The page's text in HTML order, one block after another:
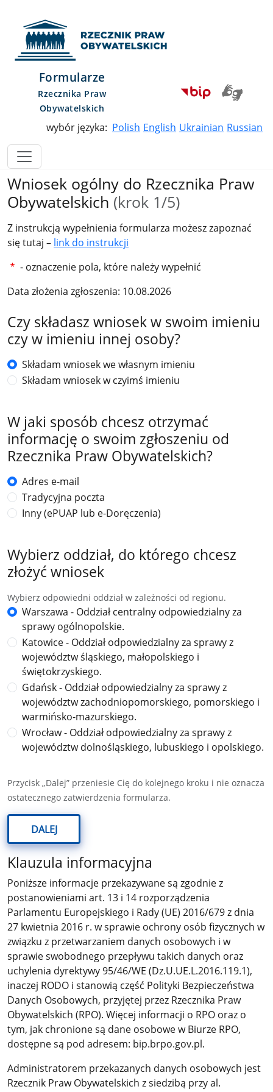
Rzecznik Praw Obywatelskich
Formularze
Rzecznika Praw
Obywatelskich
wybór języka: Polish English Ukrainian Russian
Wniosek ogólny do Rzecznika Praw
Obywatelskich (krok 1/5)
Z instrukcją wypełnienia formularza możesz zapoznać
się tutaj – link do instrukcji
- oznaczenie pola, które należy wypełnić
Data złożenia zgłoszenia: 10.08.2026
Czy składasz wniosek w swoim imieniu
czy w imieniu innej osoby?
Składam wniosek we własnym imieniu
Składam wniosek w czyimś imieniu
W jaki sposób chcesz otrzymać
informację o swoim zgłoszeniu od
Rzecznika Praw Obywatelskich?
Adres e-mail
Tradycyjna poczta
Inny (ePUAP lub e-Doręczenia)
Wybierz oddział, do którego chcesz
złożyć wniosek
Wybierz odpowiedni oddział w zależności od regionu.
Warszawa - Oddział centralny odpowiedzialny za
sprawy ogólnopolskie.
Katowice - Oddział odpowiedzialny za sprawy z
województw śląskiego, małopolskiego i
świętokrzyskiego.
Gdańsk - Oddział odpowiedzialny za sprawy z
województw zachodniopomorskiego, pomorskiego i
warmińsko-mazurskiego.
Wrocław - Oddział odpowiedzialny za sprawy z
województw dolnośląskiego, lubuskiego i opolskiego.
Przycisk „Dalej” przeniesie Cię do kolejnego kroku i nie oznacza
ostatecznego zatwierdzenia formularza.
DALEJ
Klauzula informacyjna
Poniższe informacje przekazywane są zgodnie z
postanowieniami art. 13 i 14 rozporządzenia
Parlamentu Europejskiego i Rady (UE) 2016/679 z dnia
27 kwietnia 2016 r. w sprawie ochrony osób fizycznych w
związku z przetwarzaniem danych osobowych i w
sprawie swobodnego przepływu takich danych oraz
uchylenia dyrektywy 95/46/WE (Dz.U.UE.L.2016.119.1),
inaczej RODO i stanowią część Polityki Bezpieczeństwa
Danych Osobowych, przyjętej przez Rzecznika Praw
Obywatelskich (RPO). Więcej informacji o RPO oraz o
tym, jak chronione są dane osobowe w Biurze RPO,
dostępne są pod adresem: bip.brpo.gov.pl.
Administratorem przekazanych danych osobowych jest
Rzecznik Praw Obywatelskich z siedzibą przy al.